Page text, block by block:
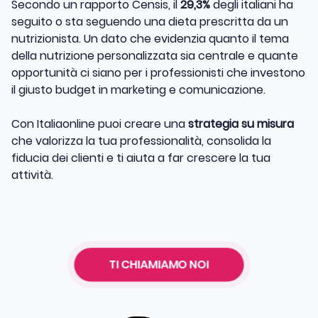
Secondo un rapporto Censis, il29,3%degli italiani ha
seguito o sta seguendo una dieta prescritta da un
nutrizionista. Un dato che evidenzia quanto il tema
della nutrizione personalizzata sia centrale e quante
opportunità ci siano per i professionisti che investono
il giusto budget in marketing e comunicazione.
Con Italiaonline puoi creare unastrategia su misura
che valorizza la tua professionalità, consolida la
fiducia dei clienti e ti aiuta a far crescere la tua
attività.
TI CHIAMIAMO NOI